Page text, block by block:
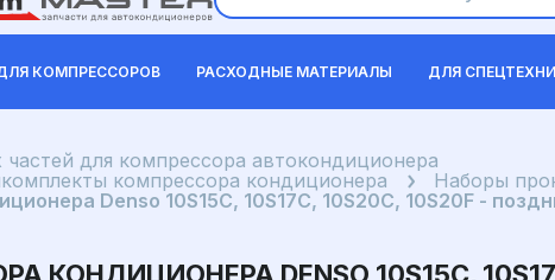
КОМПРЕССОРОВ РАСХОДНЫЕ МАТЕРИАЛЫ ДЛЯ
частей для компрессора автокондиционера
компрессора кондиционера
Наборы
Denso 10S15C, 10S17C, 10S20C, 10S20F -